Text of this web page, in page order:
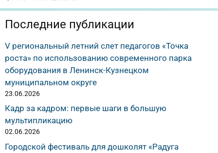
Последние публикации
V региональный летний слет педагогов «Точка
роста» по использованию современного парка
оборудования в Ленинск-Кузнецком
муниципальном округе
23.06.2026
Кадр за кадром: первые шаги в большую
мультипликацию
02.06.2026
Городской фестиваль для дошколят «Радуга